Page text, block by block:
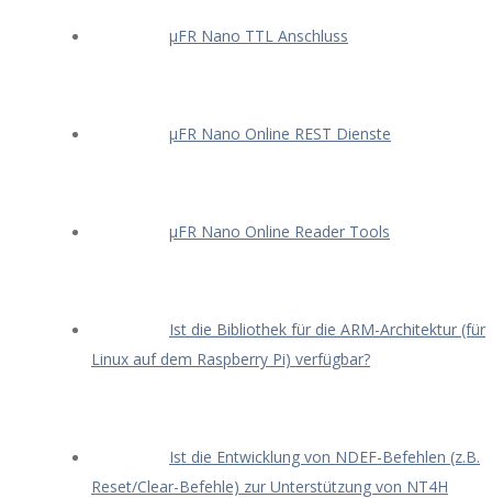
μFR Nano TTL Anschluss
μFR Nano Online REST Dienste
μFR Nano Online Reader Tools
Ist die Bibliothek für die ARM-Architektur (für
Linux auf dem Raspberry Pi) verfügbar?
Ist die Entwicklung von NDEF-Befehlen (z.B.
Reset/Clear-Befehle) zur Unterstützung von NT4H